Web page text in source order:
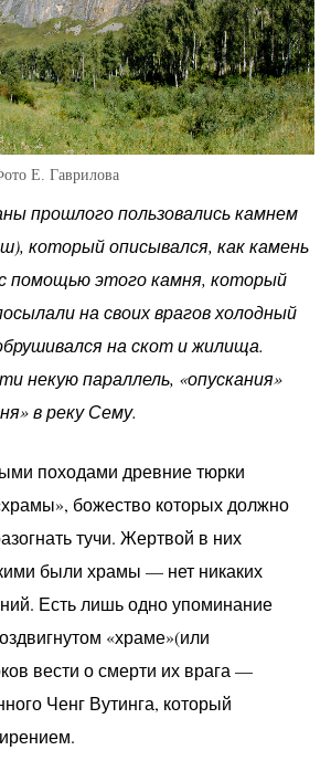
Е. Гаврилова
прошлого пользовались камнем
который описывался, как камень
помощью этого камня, который
на своих врагов холодный
на скот и жилища.
некую параллель, «опускания»
в реку Сему.
походами древние тюрки
божество которых должно
тучи. Жертвой в них
были храмы — нет никаких
Есть лишь одно упоминание
«храме»(или
вести о смерти их врага —
Ченг Вутинга, который